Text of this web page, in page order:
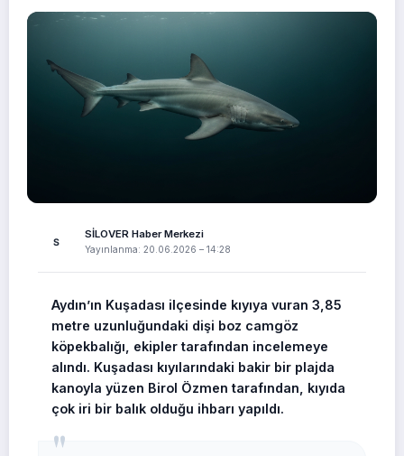
HAYVAN KIYIYA VURDU
Kuşadası Kıyılarında Gizemli
Köpekbalığı Kıyıya Vurdu!
Aydın’ın Kuşadası ilçesinde, 3.85 metre uzunluğundaki
devasa bir dişi boz camgöz köpekbalığının kıyıya vurması
şaşkınlık yarattı. Uzmanlar, derin sularda yaşayan bu nadir
türün incelenmek üzere muhafaza altına alındığını bildirdi.
S
SİLOVER Haber Merkezi
Yayınlanma: 20.06.2026 – 14:28
Aydın’ın Kuşadası ilçesinde kıyıya vuran 3,85
metre uzunluğundaki dişi boz camgöz
köpekbalığı, ekipler tarafından incelemeye
alındı. Kuşadası kıyılarındaki bakir bir plajda
kanoyla yüzen Birol Özmen tarafından, kıyıda
çok iri bir balık olduğu ihbarı yapıldı.